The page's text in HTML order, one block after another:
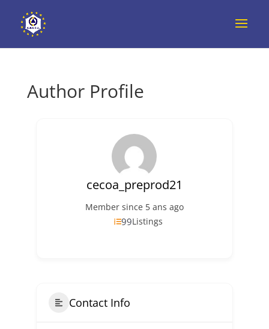
Author Profile
cecoa_preprod21
Member since 5 ans ago
99Listings
Contact Info